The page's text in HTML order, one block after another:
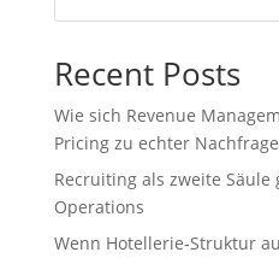
Recent Posts
Wie sich Revenue
Pricing zu echter
Recruiting als zweite Säule
Operations
Wenn Hotellerie‑Struktur